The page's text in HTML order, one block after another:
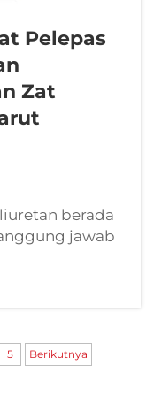
Pelepas
Zat
berada
jawab
untuk
tinggi...
5 Berikutnya